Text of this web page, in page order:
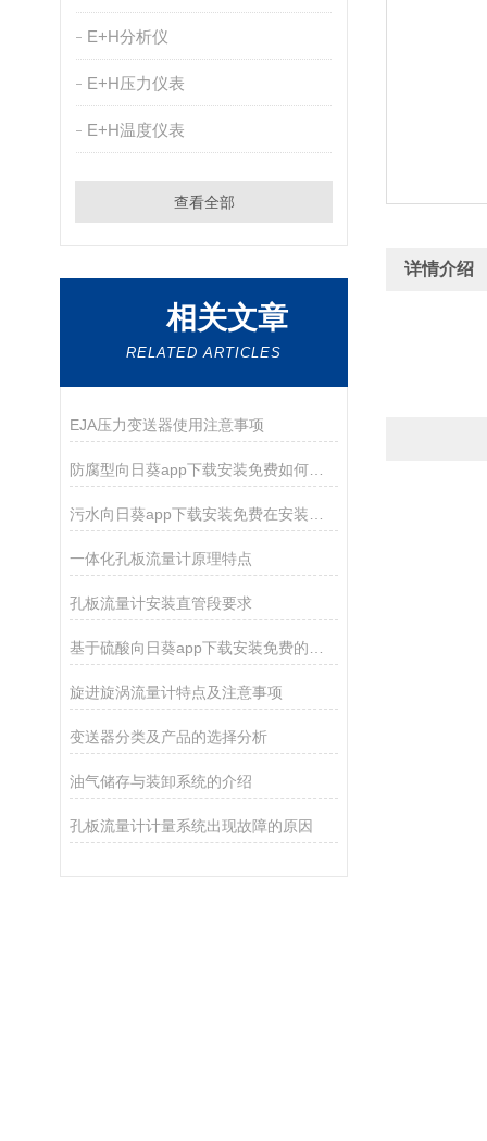
E+H分析仪
E+H压力仪表
E+H温度仪表
查看全部
相关文章
RELATED ARTICLES
EJA压力变送器使用注意事项
防腐型向日葵app下载安装免费如何正确选型
一体化孔板流量计原理特点
孔板流量计安装直管段要求
旋进旋涡流量计特点及注意事项
变送器分类及产品的选择分析
油气储存与装卸系统的介绍
孔板流量计计量系统出现故障的原因
详情介绍